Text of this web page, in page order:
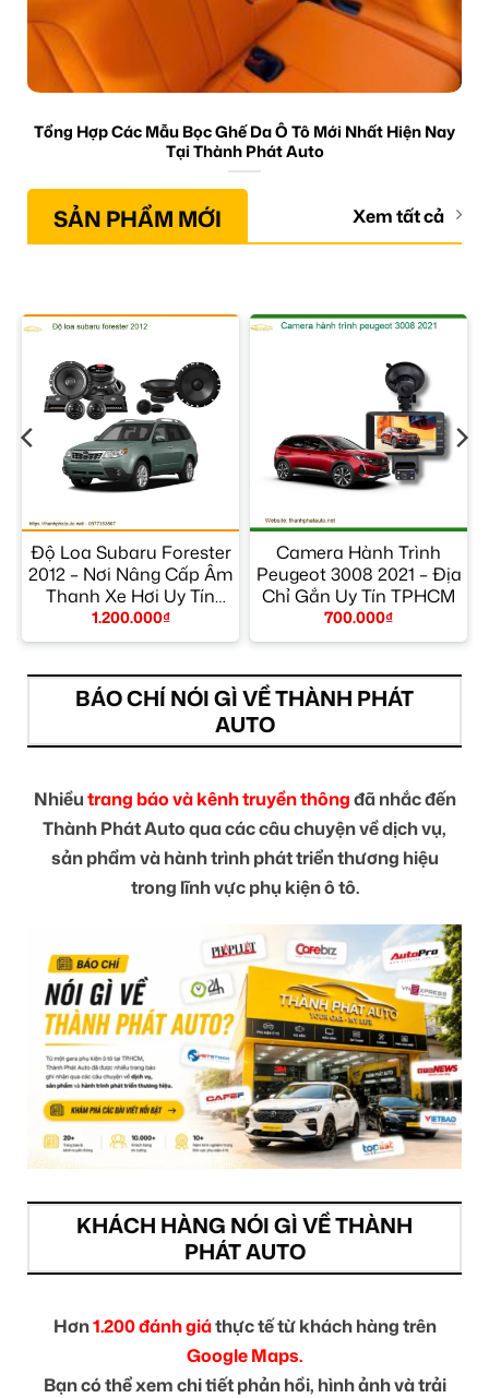
Tổng Hợp Các Mẫu Bọc Ghế Da Ô Tô Mới Nhất Hiện Nay
Tại Thành Phát Auto
SẢN PHẨM MỚI Xem tất cả
Độ Loa Subaru Forester
2012 – Nơi Nâng Cấp Âm
Thanh Xe Hơi Uy Tín
TPHCM
1.200.000₫
Camera Hành Trình
Peugeot 3008 2021 – Địa
Chỉ Gắn Uy Tín TPHCM
700.000₫
BÁO CHÍ NÓI GÌ VỀ THÀNH PHÁT
AUTO
Nhiềutrang báo và kênh truyền thôngđã nhắc đến
Thành Phát Auto qua các câu chuyện về dịch vụ,
sản phẩm và hành trình phát triển thương hiệu
trong lĩnh vực phụ kiện ô tô.
KHÁCH HÀNG NÓI GÌ VỀ THÀNH
PHÁT AUTO
Hơn1.200 đánh giáthực tế từ khách hàng trên
Google Maps.
Bạn có thể xem chi tiết phản hồi, hình ảnh và trải